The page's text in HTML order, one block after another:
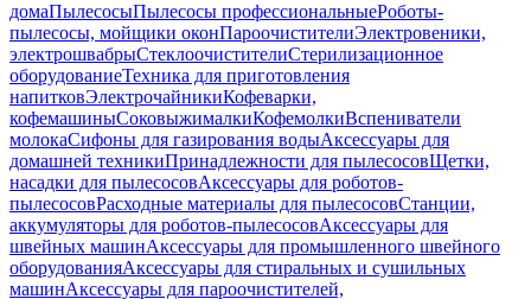
домаПылесосыПылесосы профессиональныеРоботы-
пылесосы, мойщики оконПароочистителиЭлектровеники,
электрошвабрыСтеклоочистителиСтерилизационное
оборудованиеТехника для приготовления
напитковЭлектрочайникиКофеварки,
кофемашиныСоковыжималкиКофемолкиВспениватели
молокаСифоны для газирования водыАксессуары для
домашней техникиПринадлежности для пылесосовЩетки,
насадки для пылесосовАксессуары для роботов-
пылесосовРасходные материалы для пылесосовСтанции,
аккумуляторы для роботов-пылесосовАксессуары для
швейных машинАксессуары для промышленного швейного
оборудованияАксессуары для стиральных и сушильных
машинАксессуары для пароочистителей,